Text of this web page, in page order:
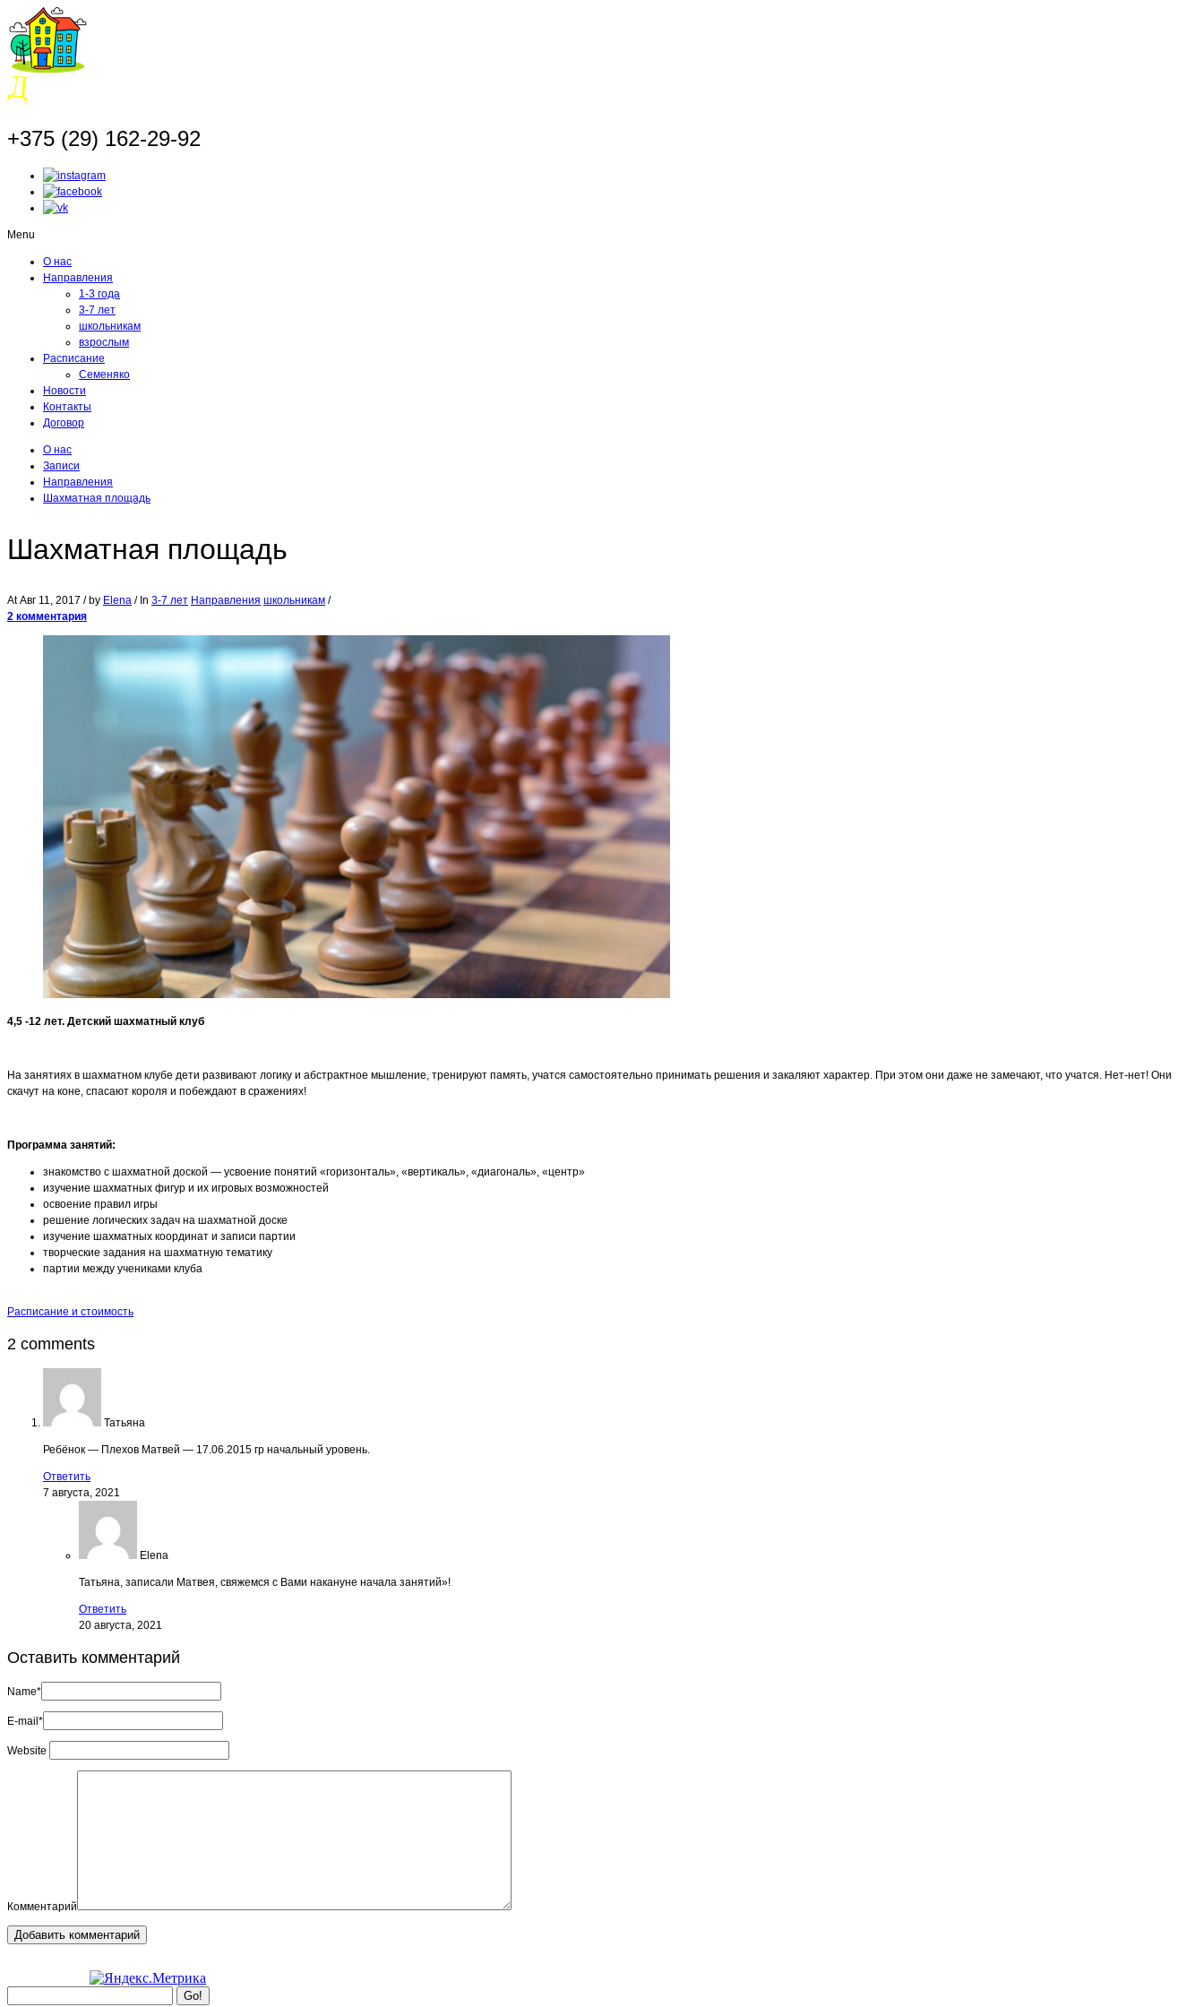
+375 (29) 162-29-92
Menu
О нас
Направления
1-3 года
3-7 лет
школьникам
взрослым
Расписание
Семеняко
Новости
Контакты
Договор
О нас
Записи
Направления
Шахматная площадь
Шахматная площадь
AtАвг 11, 2017 / by Elena / In 3-7 лет Направления школьникам /
2 комментария
4,5 -12 лет. Детский шахматный клуб
На занятиях в шахматном клубе дети развивают логику и абстрактное мышление, тренируют память, учатся самостоятельно принимать решения и закаляют характер. При этом они даже не замечают, что учатся. Нет-нет! Они
скачут на коне, спасают короля и побеждают в сражениях!
Программа занятий:
знакомство с шахматной доской — усвоение понятий «горизонталь», «вертикаль», «диагональ», «центр»
изучение шахматных фигур и их игровых возможностей
освоение правил игры
решение логических задач на шахматной доске
изучение шахматных координат и записи партии
творческие задания на шахматную тематику
партии между учениками клуба
Расписание и стоимость
2 comments
Татьяна
Ребёнок — Плехов Матвей — 17.06.2015 гр начальный уровень.
Ответить
7 августа, 2021
Elena
Татьяна, записали Матвея, свяжемся с Вами накануне начала занятий»!
Ответить
20 августа, 2021
Оставить комментарий
Name*
E-mail*
Website
Комментарий